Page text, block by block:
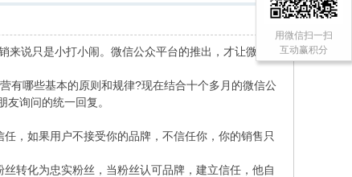
说只是小打小闹。微信公众平台的推出，才让微信
哪些基本的原则和规律?现在结合十个多月的微信公
询问的统一回复。
，如果用户不接受你的品牌，不信任你，你的销售只
转化为忠实粉丝，当粉丝认可品牌，建立信任，他自
用微信扫一扫
互动赢积分